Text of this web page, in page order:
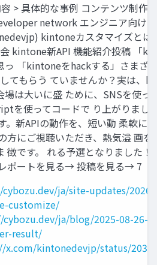
> 具体的な事例 コンテンツ制作
network エンジニア向け
kintoneカスタマイズとは
kintone新API 機能紹介投稿 「
っ 「kintoneをhackする」さまざ
てもらう ていませんか？実は、
場は大いに盛 ために、SNSを使っ
を使ってコードで り上がりまし
。新APIの動作を、短い動 柔軟に
方にご視聴いただき、熱気溢 画
徴です。 れる予選となりました
ポートを見る→ 投稿を見る→ 7
ja/site-updates/
customize/
ja/blog/2025-08-26-
result/
x.com/kintonedevjp/status/